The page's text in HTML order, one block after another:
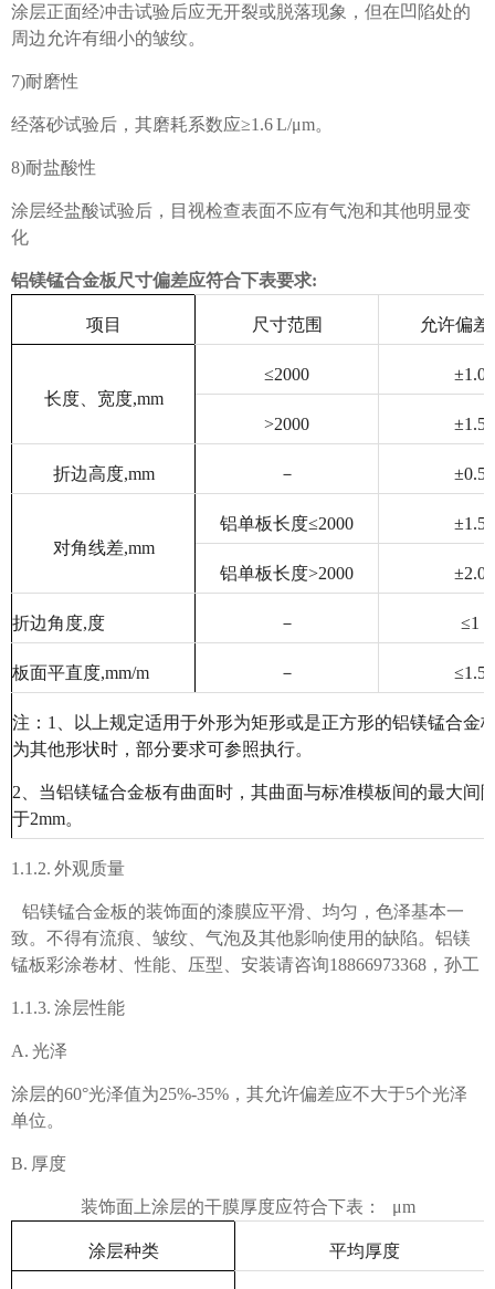
涂层正面经冲击试验后应无开裂或脱落现象，但在凹陷处的
周边允许有细小的皱纹。
7)耐磨性
经落砂试验后，其磨耗系数应≥1.6 L/μm。
8)耐盐酸性
涂层经盐酸试验后，目视检查表面不应有气泡和其他明显变
化
铝镁锰合金板尺寸偏差应符合下表要求:
项目 尺寸范围 允许偏差
长度、宽度,mm
≤2000 ±1.0
>2000 ±1.5
折边高度,mm － ±0.5
对角线差,mm
铝单板长度≤2000 ±1.5
铝单板长度>2000 ±2.0
折边角度,度 － ≤1
板面平直度,mm/m － ≤1.5
注： 1
、以上规定适用于外形为矩形或是正方形的铝镁锰合金
为其他形状时，部分要求可参照执行。
2 、当铝镁锰合金板有曲面时，其曲面与标准模板间的最大间
于2mm。
1.1.2. 外观质量
铝镁锰合金板的装饰面的漆膜应平滑、均匀，色泽基本一
致。不得有流痕、皱纹、气泡及其他影响使用的缺陷。 铝镁
锰板彩涂卷材、性能、压型、安装请咨询18866973368 ，孙工
1.1.3. 涂层性能
A. 光泽
涂层的60°光泽值为25%-35%，其允许偏差应不大于5个光泽
单位。
B. 厚度
装饰面上涂层的干膜厚度应符合下表： μm
涂层种类 平均厚度